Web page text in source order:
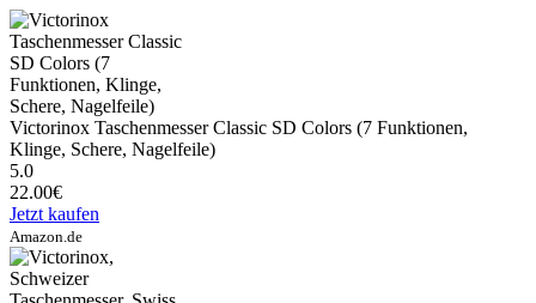
Victorinox Taschenmesser Classic SD Colors (7 Funktionen,
Klinge, Schere, Nagelfeile)
5.0
22.00€
Jetzt kaufen
Amazon.de